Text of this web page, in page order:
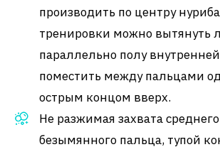
производить по центру
тренировки можно вытянуть
параллельно полу
поместить между пальцами
острым концом вверх.
Не разжимая захвата
безымянного пальца, тупой